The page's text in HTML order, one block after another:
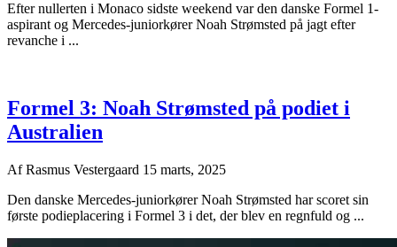
Efter nullerten i Monaco sidste weekend var den danske Formel 1-
aspirant og Mercedes-juniorkører Noah Strømsted på jagt efter
revanche i ...
Formel 3: Noah Strømsted på podiet i
Australien
AfRasmus Vestergaard 15 marts, 2025
Den danske Mercedes-juniorkører Noah Strømsted har scoret sin
første podieplacering i Formel 3 i det, der blev en regnfuld og ...